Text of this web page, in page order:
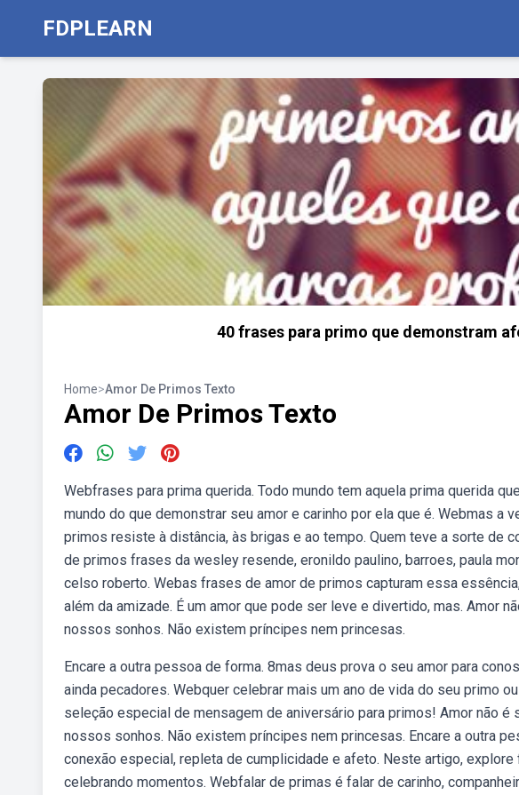
FDPLEARN
40 frases para primo que demonstram
Home>Amor De Primos Texto
Amor De Primos Texto
Webfrases para prima querida. Todo mundo tem aquela prima querida
mundo do que demonstrar seu amor e carinho por ela que é. Webmas a
primos resiste à distância, às brigas e ao tempo. Quem teve a sorte de
de primos frases da wesley resende, eronildo paulino, barroes, paula
celso roberto. Webas frases de amor de primos capturam essa
além da amizade. É um amor que pode ser leve e divertido, mas. Amor
nossos sonhos. Não existem príncipes nem princesas.
Encare a outra pessoa de forma. 8mas deus prova o seu amor para
ainda pecadores. Webquer celebrar mais um ano de vida do seu primo
seleção especial de mensagem de aniversário para primos! Amor não
nossos sonhos. Não existem príncipes nem princesas. Encare a outra
conexão especial, repleta de cumplicidade e afeto. Neste artigo,
celebrando momentos. Webfalar de primas é falar de carinho,